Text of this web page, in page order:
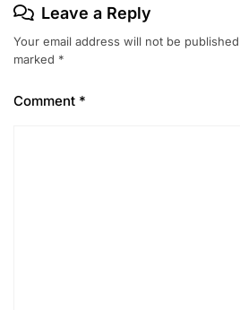
Leave a Reply
Your email address will not be
marked *
Comment *